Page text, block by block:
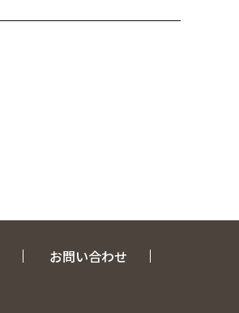
お問い合わせ